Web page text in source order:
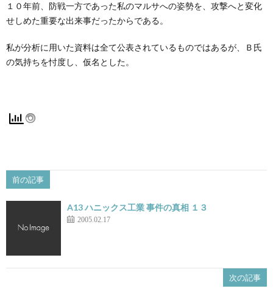
１０年前、防戦一方であった私のマルサへの姿勢を、攻撃へと変化
せしめた重要な出来事だったからである。
私が分析に用いた資料は全て公表されているものではあるが、Ｂ氏
の気持ちを忖度し、仮名とした。
前の記事
A13 ハニックス工業 事件の真相 １３
2005.02.17
次の記事